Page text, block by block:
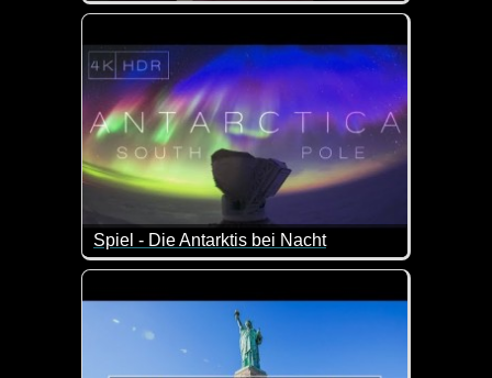
Dafür braucht man ein richtig ruhiges Händchen.
Spiel - Die Antarktis bei Nacht
Wenn das keine atemberaubenden Aufnahmen